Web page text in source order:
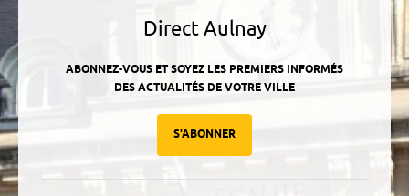
Direct Aulnay
ABONNEZ-VOUS ET SOYEZ LES PREMIERS INFORMÉS
DES ACTUALITÉS DE VOTRE VILLE
S'ABONNER